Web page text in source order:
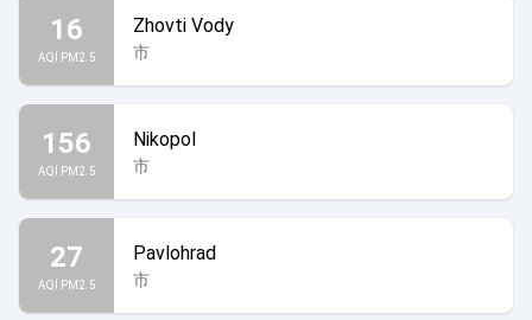
16
AQI PM2.5
Zhovti Vody
市
156
AQI PM2.5
Nikopol
市
27
AQI PM2.5
Pavlohrad
市